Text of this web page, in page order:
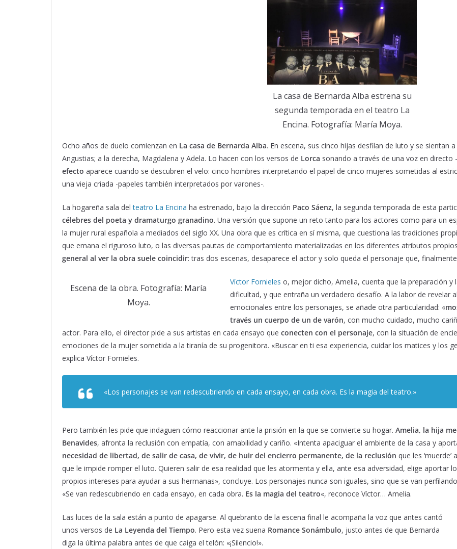
La casa de Bernarda Alba estrena su
segunda temporada en el teatro La
Encina. Fotografía: María Moya.
Ocho años de duelo comienzan en La casa de Bernarda Alba. En escena, sus cinco hijas desfilan de luto y se sientan
Angustias; a la derecha, Magdalena y Adela. Lo hacen con los versos de Lorca sonando a través de una voz en directo
efecto aparece cuando se descubren el velo: cinco hombres interpretando el papel de cinco mujeres sometidas al
una vieja criada -papeles también interpretados por varones-.
La hogareña sala delteatro La Encina ha estrenado, bajo la dirección Paco Sáenz, la segunda temporada de esta
célebres del poeta y dramaturgo granadino. Una versión que supone un reto tanto para los actores como para un
la mujer rural española a mediados del siglo XX. Una obra que es crítica en sí misma, que cuestiona las tradiciones
que emana el riguroso luto, o las diversas pautas de comportamiento materializadas en los diferentes atributos
general al ver la obra suele coincidir: tras dos escenas, desaparece el actor y solo queda el personaje que,
Escena de la obra. Fotografía: María
Moya.
Víctor Fornieles o, mejor dicho, Amelia, cuenta que la preparación
dificultad, y que entraña un verdadero desafío. A la labor de revelar
emocionales entre los personajes, se añade otra particularidad: «
través un cuerpo de un de varón, con mucho cuidado, mucho
actor. Para ello, el director pide a sus artistas en cada ensayo que conecten con el personaje, con la situación de
emociones de la mujer sometida a la tiranía de su progenitora. «Buscar en ti esa experiencia, cuidar los matices y los
explica Víctor Fornieles.
«Los personajes se van redescubriendo en cada ensayo, en cada obra. Es la magia del teatro.»
Pero también les pide que indaguen cómo reaccionar ante la prisión en la que se convierte su hogar. Amelia, la hija
Benavides, afronta la reclusión con empatía, con amabilidad y cariño. «Intenta apaciguar el ambiente de la casa y
necesidad de libertad, de salir de casa, de vivir, de huir del encierro permanente, de la reclusión que les
que le impide romper el luto. Quieren salir de esa realidad que les atormenta y ella, ante esa adversidad, elige aportar
propios intereses para ayudar a sus hermanas», concluye. Los personajes nunca son iguales, sino que se van
«Se van redescubriendo en cada ensayo, en cada obra. Es la magia del teatro«, reconoce Víctor… Amelia.
Las luces de la sala están a punto de apagarse. Al quebranto de la escena final le acompaña la voz que antes cantó
unos versos de La Leyenda del Tiempo. Pero esta vez suena Romance Sonámbulo, justo antes de que Bernarda
diga la última palabra antes de que caiga el telón: «¡Silencio!».